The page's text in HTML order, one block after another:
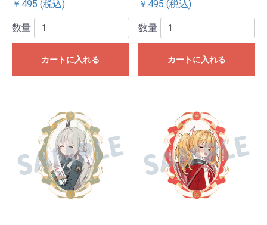
￥495 (税込)
数量
カートに入れる
￥495 (税込)
数量
カートに入れる